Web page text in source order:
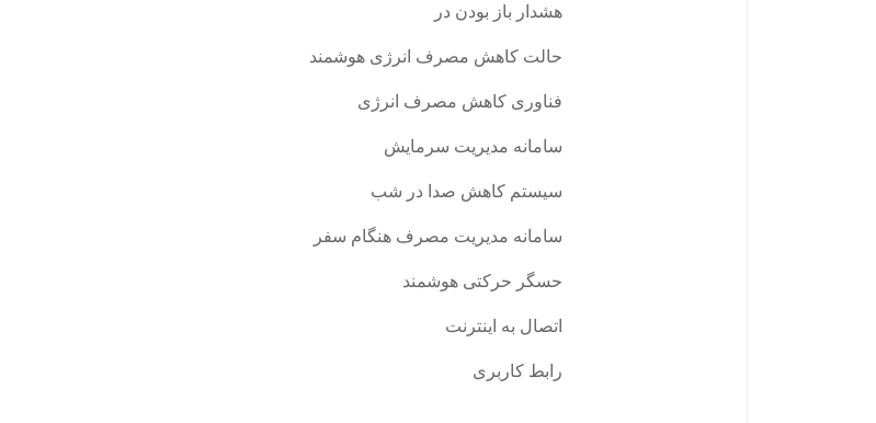
هشدار باز بودن در
حالت کاهش مصرف انرژی هوشمند
فناوری کاهش مصرف انرژی
سامانه مدیریت سرمایش
سیستم کاهش صدا در شب
سامانه مدیریت مصرف هنگام سفر
حسگر حرکتی هوشمند
اتصال به اینترنت
رابط کاربری